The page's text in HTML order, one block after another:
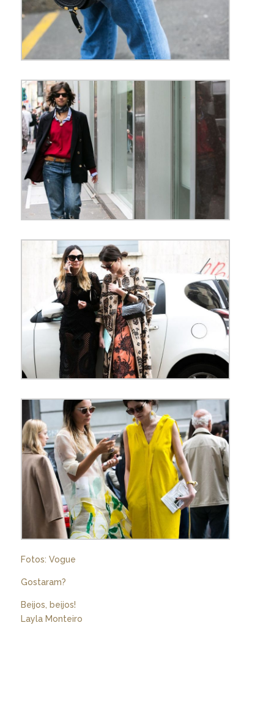
Fotos: Vogue
Gostaram?
Beijos, beijos!
Layla Monteiro